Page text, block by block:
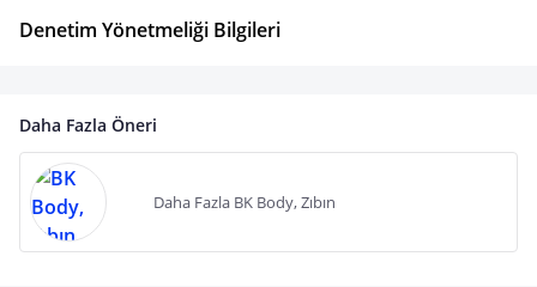
Denetim Yönetmeliği Bilgileri
Daha Fazla Öneri
Daha Fazla BK Body, Zıbın